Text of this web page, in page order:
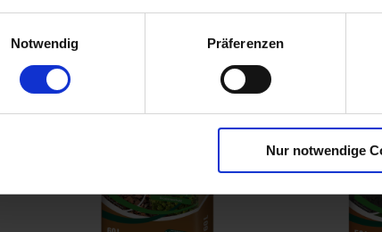
Notwendig
Präferenzen
Nur notwendige